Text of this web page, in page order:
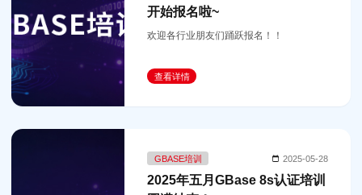
开始报名啦~
欢迎各行业朋友们踊跃报名！！
查看详情
GBASE培训 2025-05-28
2025年五月GBase 8s认证培训